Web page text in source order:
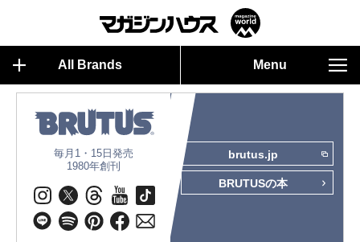
All Brands Menu
毎月1・15日発売
1980年創刊
brutus.jp
BRUTUSの本